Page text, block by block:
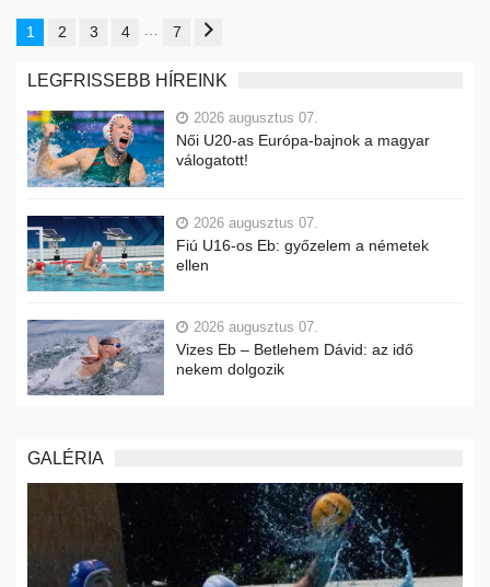
1 2 3 4 7
LEGFRISSEBB HÍREINK
2026 augusztus 07.
Női U20-as Európa-bajnok a magyar
válogatott!
2026 augusztus 07.
Fiú U16-os Eb: győzelem a németek
ellen
2026 augusztus 07.
Vizes Eb – Betlehem Dávid: az idő
nekem dolgozik
GALÉRIA